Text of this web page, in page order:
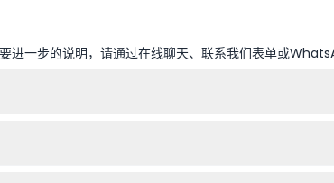
进一步的说明，请通过在线聊天、联系我们表单或